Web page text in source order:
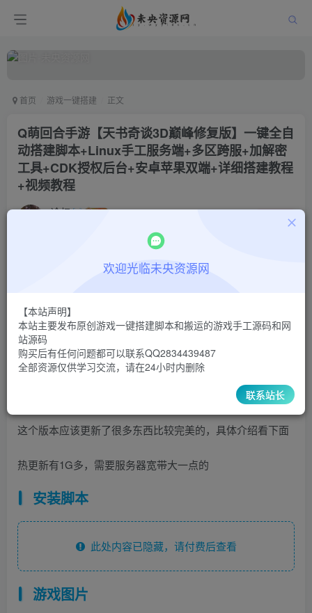
首页 游戏一键搭建 正文
Q萌回合手游【天书奇谈3D巅峰修复版】一键全自
动搭建脚本+Linux手工服务端+多区跨服+加解密
工具+CDK授权后台+安卓苹果双端+详细搭建教程
+视频教程
冷权 关注
9.9 限时特惠
超级会员 ￥5 至尊会员
登录购买
这个版本应该更新了很多东西比较完美的，具体介绍看下面
热更新有1G多，需要服务器宽带大一点的
安装脚本
此处内容已隐藏，请付费后查看
游戏图片
欢迎光临未央资源网
【本站声明】
本站主要发布原创游戏一键搭建脚本和搬运的游戏手工源码和网
站源码
购买后有任何问题都可以联系QQ2834439487
全部资源仅供学习交流，请在24小时内删除
联系站长